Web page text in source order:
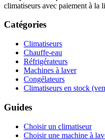
climatiseurs avec paiement à la
Catégories
Climatiseurs
Chauffe-eau
Réfrigérateurs
Machines à laver
Congélateurs
Climatiseurs en stock
Guides
Choisir un climatiseur
Choisir une machine à